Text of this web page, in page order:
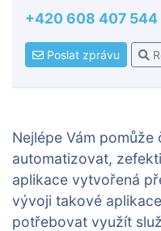
+420 608 407 544
Poslat zprávu
Nejlépe Vám
automatizovat,
aplikace vytvořená
vývoji takové
potřebovat využít